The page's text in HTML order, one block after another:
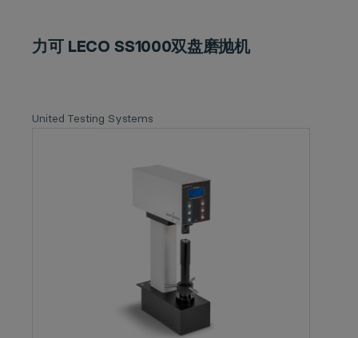
力可 LECO SS1000双盘磨抛机
United Testing Systems